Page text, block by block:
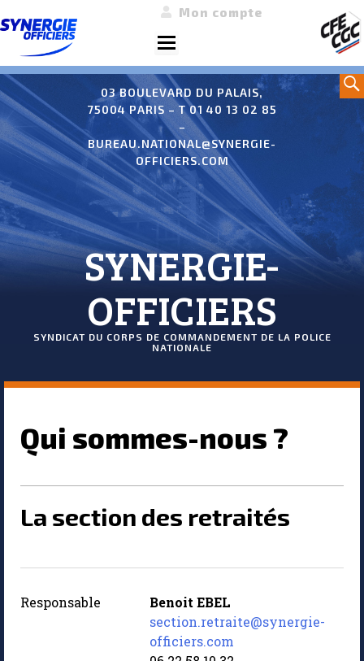
Aller
au
contenu
Menu
Mon compte
03 BOULEVARD DU PALAIS,
75004 PARIS – T 01 40 13 02 85
–
BUREAU.NATIONAL@SYNERGIE-
OFFICIERS.COM
SYNERGIE-
OFFICIERS
SYNDICAT DU CORPS DE COMMANDEMENT DE LA POLICE
NATIONALE
Qui sommes-nous ?
La section des retraités
Responsable
Benoit EBEL
section.retraite@synergie-
officiers.com